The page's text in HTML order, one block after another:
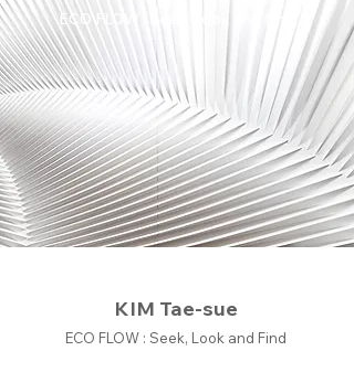
ECO FLOW : Seek, Look and Find
KIM Tae-sue
ECO FLOW : Seek, Look and Find